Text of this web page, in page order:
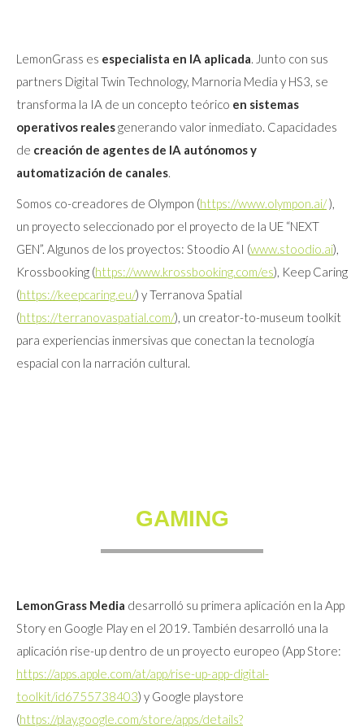
LemonGrass es especialista en IA aplicada. Junto con sus
partners Digital Twin Technology, Marnoria Media y HS3, se
transforma la IA de un concepto teórico en sistemas
operativos realesgenerando valor inmediato. Capacidades
de creación de agentes de IA autónomos y
automatización de canales.
Somos co-creadores de Olympon (https://www.olympon.ai/),
un proyecto seleccionado por el proyecto de la UE “NEXT
GEN”. Algunos de los proyectos: Stoodio AI (www.stoodio.ai),
Krossbooking (https://www.krossbooking.com/es), Keep Caring
(https://keepcaring.eu/) y Terranova Spatial
(https://terranovaspatial.com/), un creator-to-museum toolkit
para experiencias inmersivas que conectan la tecnología
espacial con la narración cultural.
GAMING
LemonGrass Media desarrolló su primera aplicación en la App
Story en Google Play en el 2019. También desarrolló una la
aplicación rise-up dentro de un proyecto europeo (App Store:
https://apps.apple.com/at/app/rise-up-app-digital-
toolkit/id6755738403) y Google playstore
(https://play.google.com/store/apps/details?